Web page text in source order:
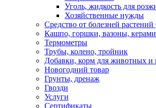
Уголь, жидкость для
Хозяйственные нужды
Средство от болезней
Кашпо, горшки, вазоны,
Термометры
Трубы, колено, тройник
Добавки, корм для животных и
Новогодний товар
Грунты, дренаж
Гвозди
Услуги
Сертификаты